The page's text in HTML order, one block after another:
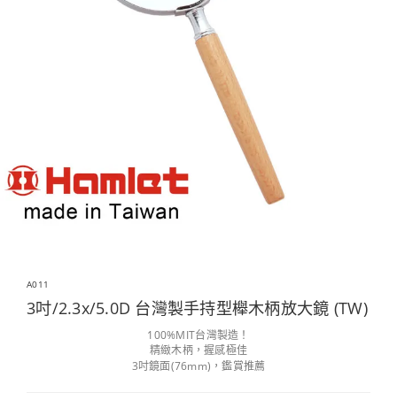
A011
3吋/2.3x/5.0D 台灣製手持型櫸木柄放大鏡 (TW)
100%MIT台灣製造！
精緻木柄，握感極佳
3吋鏡面(76mm)，鑑賞推薦